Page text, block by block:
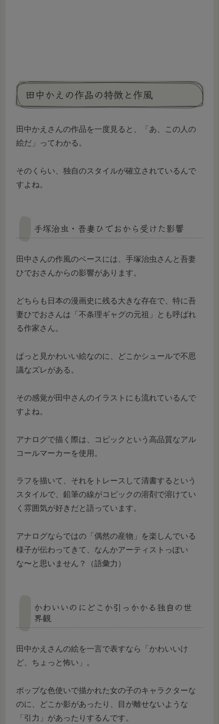
田中かえの作品の特徴と作風
田中かえさんの作品を一度見ると、「あ、この人の
絵だ」ってわかる。
そのくらい、独自のスタイルが確立されているんで
すよね。
手塚治虫・吾妻ひでおから受けた影響
田中さんの作風のベースには、手塚治虫さんと吾妻
ひでおさんからの影響があります。
どちらも日本の漫画史に残る大きな存在で、特に吾
妻ひでおさんは「不条理ギャグの元祖」とも呼ばれ
る作家さん。
ぱっと見かわいい絵なのに、どこかシュールで不思
議なズレがある。
その感覚が田中さんのイラストにも流れているんで
すよね。
アナログで描く際は、コピックという高品質なアル
コールマーカーを使用。
ラフを描いて、それをトレースして清書するという
スタイルで、鉛筆の線がコピックの溶剤で溶けてい
く雰囲気が好きだと語っています。
アナログならではの「偶然の産物」を楽しんでいる
様子が伝わってきて、なんかアーティストっぽい
な〜と思いません？（語彙力）
かわいいのにどこか引っかかる独自の世
界観
田中かえさんの絵を一言で表すなら「かわいいけ
ど、ちょっと怖い」。
ポップな色使いで描かれた女の子のキャラクターな
のに、どこか影があったり、目が離せないような
「引力」があったりするんです。